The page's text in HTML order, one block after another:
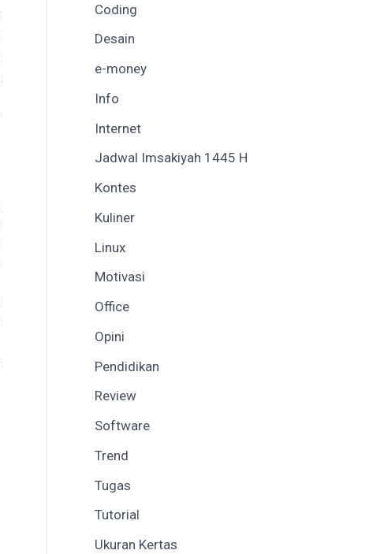
Coding
Desain
e-money
Info
Internet
Jadwal Imsakiyah 1445 H
Kontes
Kuliner
Linux
Motivasi
Office
Opini
Pendidikan
Review
Software
Trend
Tugas
Tutorial
Ukuran Kertas